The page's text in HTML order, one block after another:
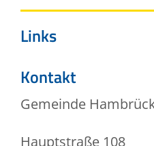
Links
Kontakt
Gemeinde
Hauptstraße 108